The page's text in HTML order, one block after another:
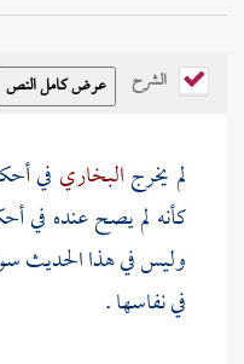
الشرح
لم يخرجالبخاري في
كأنه لم يصح عنده في
وليس في هذا الحديث
في نفاسها .